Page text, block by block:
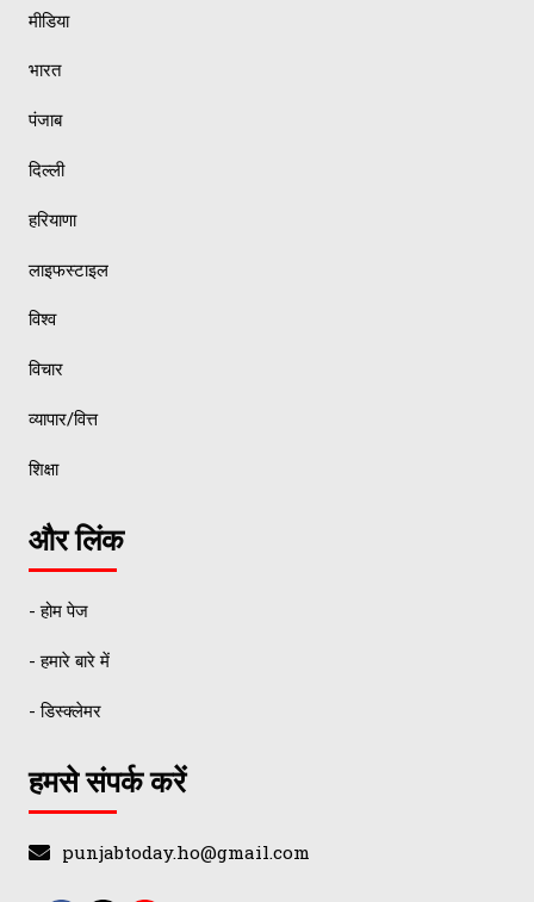
मीडिया
भारत
पंजाब
दिल्ली
हरियाणा
लाइफस्टाइल
विश्व
विचार
व्यापार/वित्त
शिक्षा
और लिंक
- होम पेज
- हमारे बारे में
- डिस्क्लेमर
हमसे संपर्क करें
punjabtoday.ho@gmail.com